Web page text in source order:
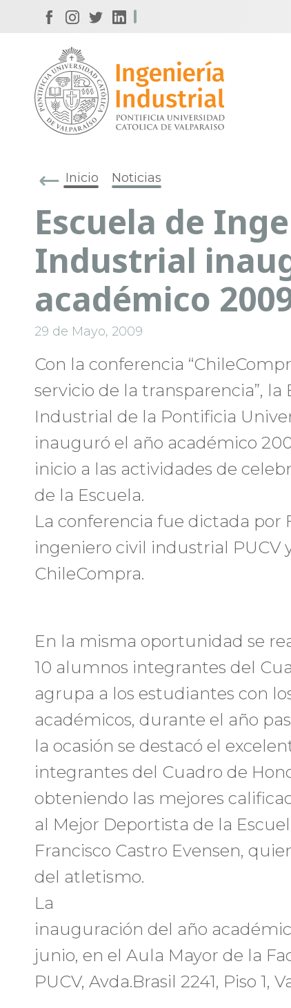
Inicio Noticias
Escuela de
Industrial
académico
29 de Mayo, 2009
Con la conferencia
servicio de la transparencia”,
Industrial de la Pontificia
inauguró el año académico
inicio a las actividades de
de la Escuela.
La conferencia fue dictada por
ingeniero civil industrial PUCV
ChileCompra.
En la misma oportunidad se
10 alumnos integrantes del
agrupa a los estudiantes con
académicos, durante el año
la ocasión se destacó el
integrantes del Cuadro de
obteniendo las mejores
al Mejor Deportista de la
Francisco Castro Evensen,
del atletismo.
La
inauguración del año
junio, en el Aula Mayor de la
PUCV, Avda.Brasil 2241, Piso 1,